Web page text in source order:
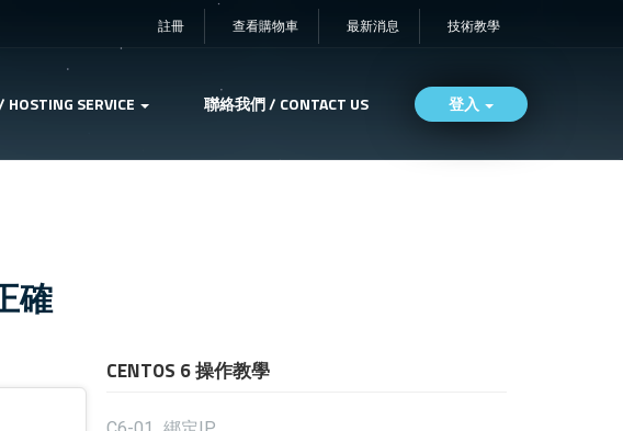
註冊 查看購物車 最新消息 技術教學
SERVICE 聯絡我們 / CONTACT US 登入
確
CENTOS 6 操作教學